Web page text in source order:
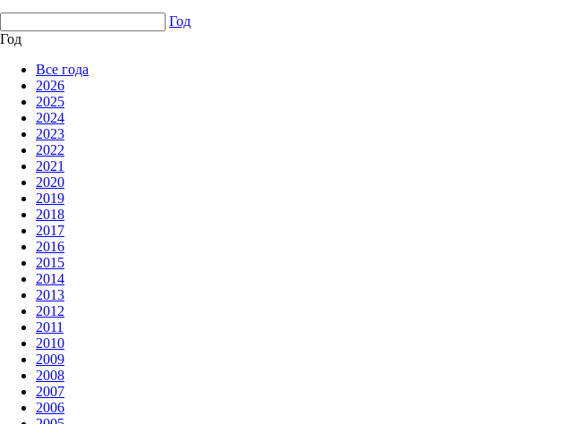
Год
Год
Все года
2026
2025
2024
2023
2022
2021
2020
2019
2018
2017
2016
2015
2014
2013
2012
2011
2010
2009
2008
2007
2006